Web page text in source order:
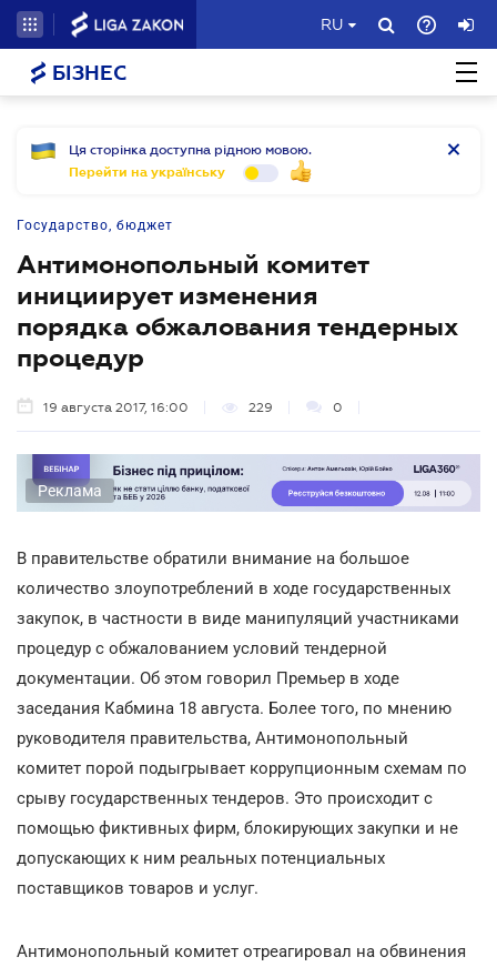
RU
БІЗНЕС
Ця сторінка доступна рідною мовою.
Перейти на українську
Государство, бюджет
Антимонопольный комитет
инициирует изменения
порядка обжалования тендерных
процедур
19 августа 2017, 16:00 229 0
Реклама
В правительстве обратили внимание на большое
количество злоупотреблений в ходе государственных
закупок, в частности в виде манипуляций участниками
процедур с обжалованием условий тендерной
документации. Об этом говорил Премьер в ходе
заседания Кабмина 18 августа. Более того, по мнению
руководителя правительства, Антимонопольный
комитет порой подыгрывает коррупционным схемам по
срыву государственных тендеров. Это происходит с
помощью фиктивных фирм, блокирующих закупки и не
допускающих к ним реальных потенциальных
поставщиков товаров и услуг.
Антимонопольный комитет отреагировал на обвинения